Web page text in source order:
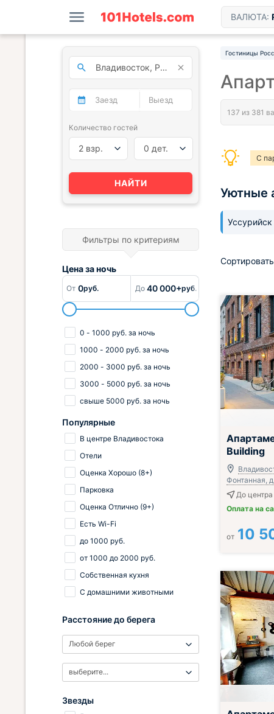
ВАЛЮТА:
Гостиницы
С
Уютные
Уссурийск
Building
Фонтанная,
До
Оплата на
от 10
Количество гостей
2 взр. 0 дет.
НАЙТИ
Фильтры по критериям
Цена заночь
От 0руб. До 40 000+руб.
0 - 1000 руб. за ночь
1000 - 2000 руб. за ночь
2000 - 3000 руб. за ночь
3000 - 5000 руб. за ночь
свыше 5000 руб. за ночь
Популярные
В центре Владивостока
Отели
Оценка Хорошо (8+)
Парковка
Оценка Отлично (9+)
Есть Wi-Fi
до 1000 руб.
от 1000 до 2000 руб.
Собственная кухня
С домашними животными
Расстояние до берега
Любой берег
выберите...
Звезды